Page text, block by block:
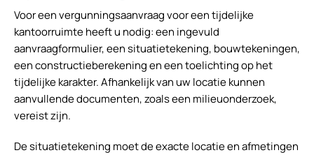
Voor een vergunningsaanvraag voor een tijdelijke
kantoorruimte heeft u nodig: een ingevuld
aanvraagformulier, een situatietekening, bouwtekeningen,
een constructieberekening en een toelichting op het
tijdelijke karakter. Afhankelijk van uw locatie kunnen
aanvullende documenten, zoals een milieuonderzoek,
vereist zijn.
De situatietekening moet de exacte locatie en afmetingen